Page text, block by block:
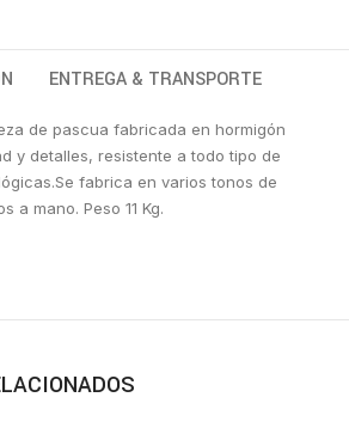
ENTREGA & TRANSPORTE
de pascua fabricada en hormigón
y detalles, resistente a todo tipo de
fabrica en varios tonos de
a mano. Peso 11 Kg.